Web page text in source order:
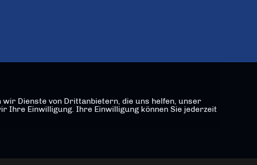
wir Dienste von Drittanbietern, die uns helfen, unser
Ihre Einwilligung. Ihre Einwilligung können Sie jederzeit